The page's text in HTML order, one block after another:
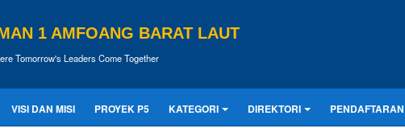
1 AMFOANG BARAT LAUT
Tomorrow's Leaders Come Together
VISI DAN MISI PROYEK P5 KATEGORI DIREKTORI